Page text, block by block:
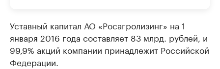
Уставный капитал АО «Росагролизинг» на 1
января 2016 года составляет 83 млрд. рублей, и
99,9% акций компании принадлежит Российской
Федерации.